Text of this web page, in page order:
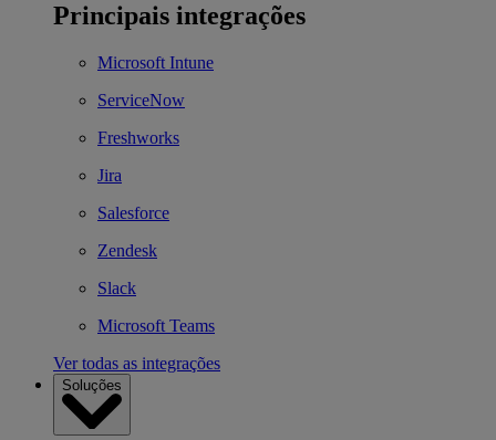
Principais integrações
Microsoft Intune
ServiceNow
Freshworks
Jira
Salesforce
Zendesk
Slack
Microsoft Teams
Ver todas as integrações
Soluções